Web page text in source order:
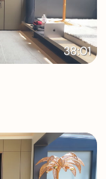
38:01